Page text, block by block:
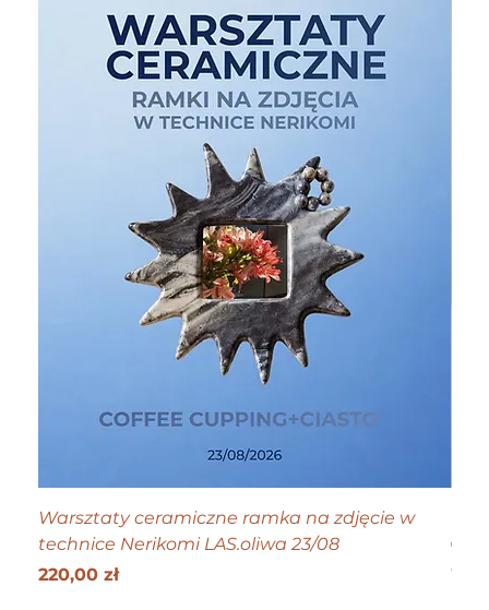
Warsztaty ceramiczne ramka na zdjęcie w
technice Nerikomi LAS.oliwa 23/08
Cena
220,00 zł Get